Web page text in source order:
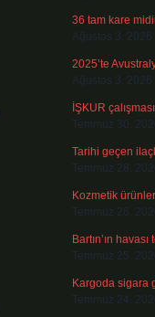
36 tam kare
Ağustos 3, 2026
2025’te
Ağustos 3, 2026
İŞKUR
Temmuz 30,
Tarihi geçen
Temmuz 28,
Kozmetik
Temmuz 26,
Bartın’ın
Temmuz 25,
Kargoda sigara
Temmuz 24,